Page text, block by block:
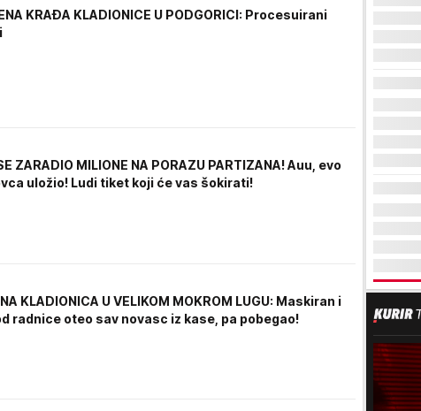
KRAĐA KLADIONICE U PODGORICI: Procesuirani
ZARADIO MILIONE NA PORAZU PARTIZANA! Auu, evo
uložio! Ludi tiket koji će vas šokirati!
KLADIONICA U VELIKOM MOKROM LUGU: Maskiran i
radnice oteo sav novasc iz kase, pa pobegao!